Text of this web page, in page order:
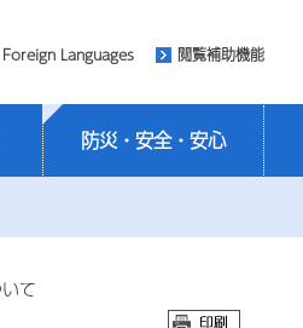
Foreign Languages 閲覧補助機能
防災・安全・安心
て